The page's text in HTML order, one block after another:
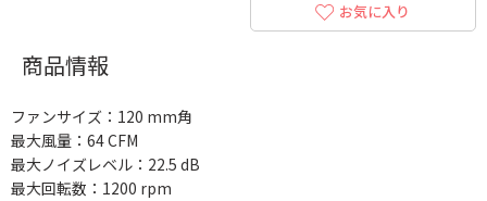
お気に入り
商品情報
ファンサイズ：120 mm角
最大風量：64 CFM
最大ノイズレベル：22.5 dB
最大回転数：1200 rpm